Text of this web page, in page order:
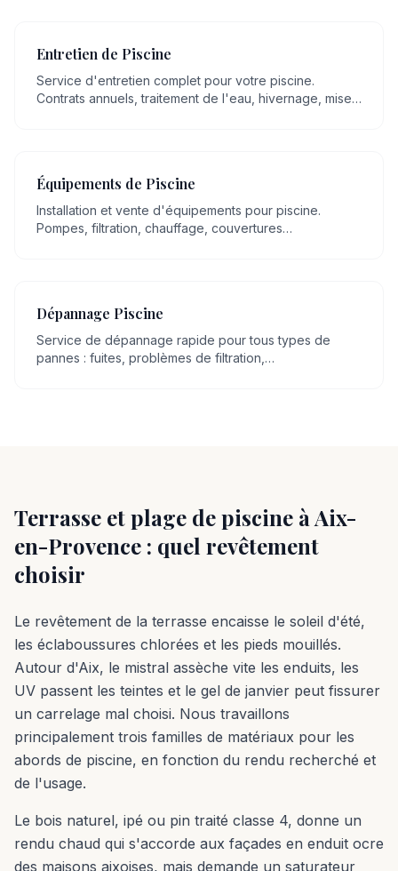
Entretien de Piscine
Service d'entretien complet pour votre piscine.
Contrats annuels, traitement de l'eau, hivernage, mise
Équipements de Piscine
Installation et vente d'équipements pour piscine.
Pompes, filtration, chauffage, couvertures
Dépannage Piscine
Service de dépannage rapide pour tous types de
pannes : fuites, problèmes de filtration,
Terrasse et plage de piscine à Aix-
en-Provence : quel revêtement
choisir
Le revêtement de la terrasse encaisse le soleil d'été,
les éclaboussures chlorées et les pieds mouillés.
Autour d'Aix, le mistral assèche vite les enduits, les
UV passent les teintes et le gel de janvier peut fissurer
un carrelage mal choisi. Nous travaillons
principalement trois familles de matériaux pour les
abords de piscine, en fonction du rendu recherché et
de l'usage.
Le bois naturel, ipé ou pin traité classe 4, donne un
rendu chaud qui s'accorde aux façades en enduit ocre
des maisons aixoises, mais demande un saturateur